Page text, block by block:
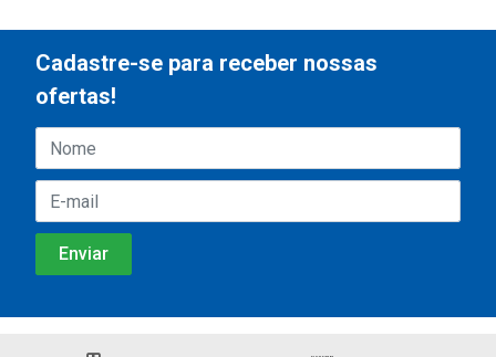
Cadastre-se para receber nossas
ofertas!